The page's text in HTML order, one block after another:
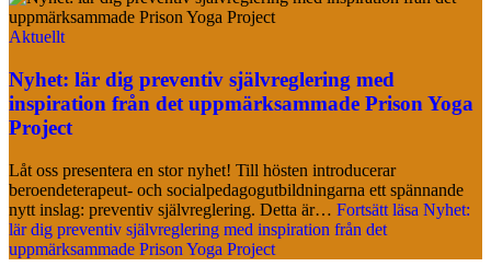
Aktuellt
Nyhet: lär dig preventiv självreglering med
inspiration från det uppmärksammade Prison Yoga
Project
Låt oss presentera en stor nyhet! Till hösten introducerar
beroendeterapeut- och socialpedagogutbildningarna ett spännande
nytt inslag: preventiv självreglering. Detta är… Fortsätt läsa Nyhet:
lär dig preventiv självreglering med inspiration från det
uppmärksammade Prison Yoga Project